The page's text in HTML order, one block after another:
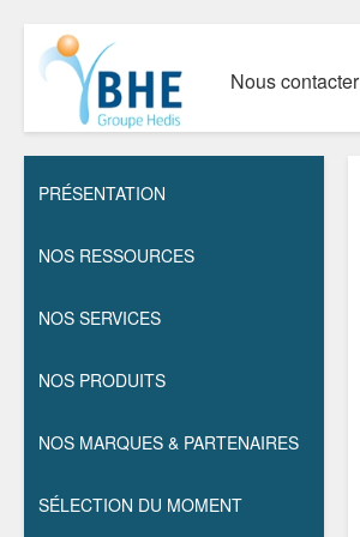
Nous contacter
PRÉSENTATION
NOS RESSOURCES
NOS SERVICES
NOS PRODUITS
NOS MARQUES & PARTENAIRES
SÉLECTION DU MOMENT